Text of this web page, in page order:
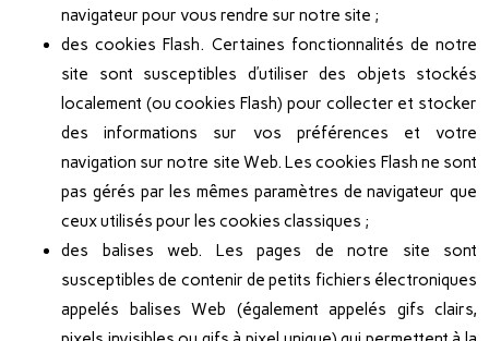
navigateur pour vous rendre sur notre site ;
des cookies Flash. Certaines fonctionnalités de notre
site sont susceptibles d’utiliser des objets stockés
localement (ou cookies Flash) pour collecter et stocker
des informations sur vos préférences et votre
navigation sur notre site Web. Les cookies Flash ne sont
pas gérés par les mêmes paramètres de navigateur que
ceux utilisés pour les cookies classiques ;
des balises web. Les pages de notre site sont
susceptibles de contenir de petits fichiers électroniques
appelés balises Web (également appelés gifs clairs,